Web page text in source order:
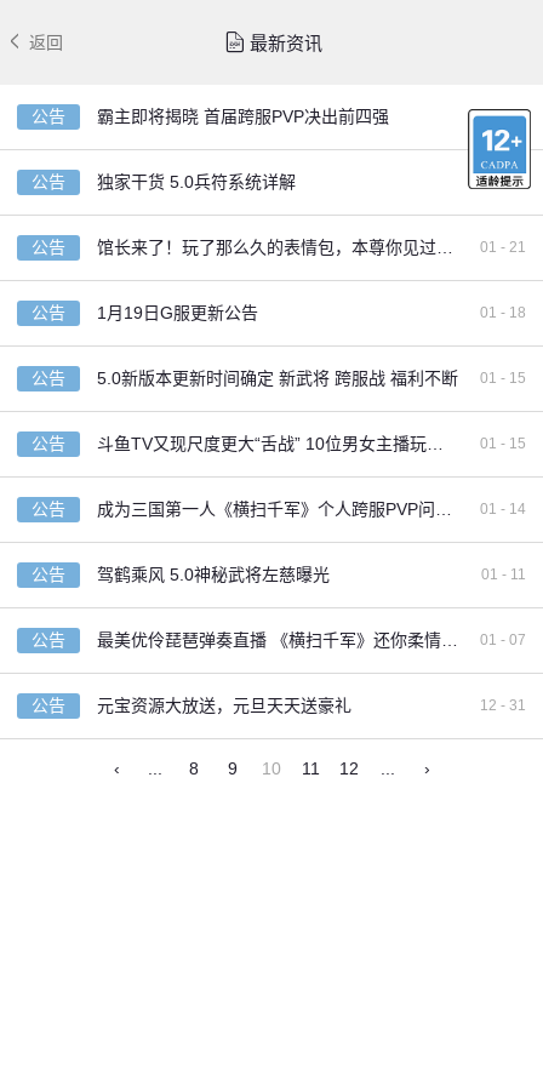
返回 最新资讯
公告 霸主即将揭晓 首届跨服PVP决出前四强 01 - 29
公告 独家干货 5.0兵符系统详解 01 - 26
公告 馆长来了！玩了那么久的表情包，本尊你见过吗？ 01 - 21
公告 1月19日G服更新公告 01 - 18
公告 5.0新版本更新时间确定 新武将 跨服战 福利不断 01 - 15
公告 斗鱼TV又现尺度更大“舌战” 10位男女主播玩《横扫千军》三国跳 01 - 15
公告 成为三国第一人《横扫千军》个人跨服PVP问鼎天下 01 - 14
公告 驾鹤乘风 5.0神秘武将左慈曝光 01 - 11
公告 最美优伶琵琶弹奏直播 《横扫千军》还你柔情三国 01 - 07
公告 元宝资源大放送，元旦天天送豪礼 12 - 31
‹ 8 9 10 11 12 ›